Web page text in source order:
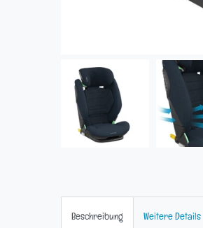
Beschreibung Weitere Details